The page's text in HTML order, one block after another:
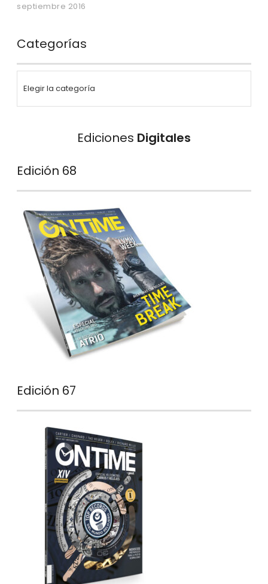
septiembre 2016
Categorías
Ediciones Digitales
Edición 68
Edición 67